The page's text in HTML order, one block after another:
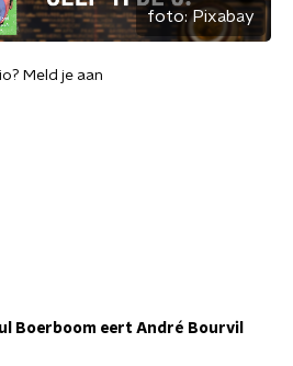
foto:Pixabay
Meld je aan
Boerboom eert André Bourvil